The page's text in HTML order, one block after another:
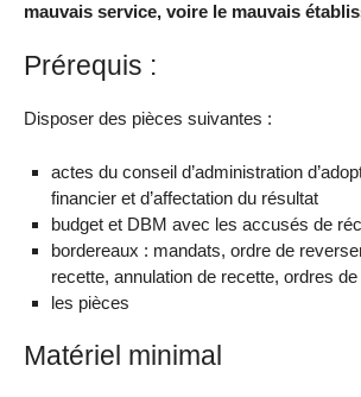
mauvais service, voire le mauvais
Prérequis :
Disposer des pièces suivantes :
actes du conseil d’administration
financier et d’affectation du résultat
budget et DBM avec les accusés de
bordereaux : mandats, ordre de
recette, annulation de recette, ordres
les pièces
Matériel minimal